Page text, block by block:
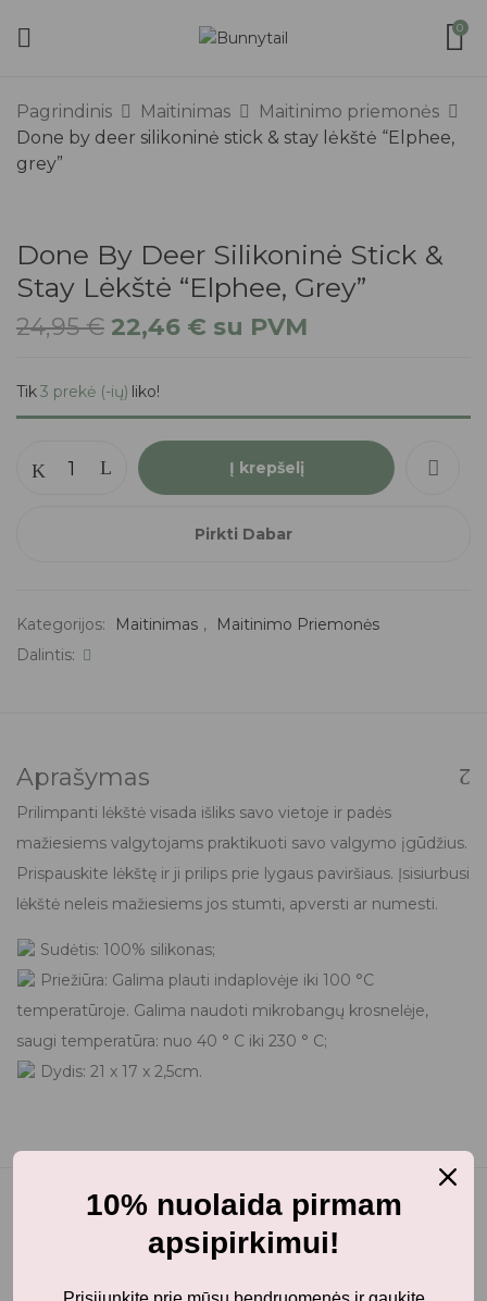
0
Pagrindinis Maitinimas
Maitinimo priemonės
Done by deer silikoninė stick & stay lėkštė “Elphee,
grey”
Done By Deer Silikoninė Stick &
Stay Lėkštė “Elphee, Grey”
24,95€ 22,46 € su PVM
Tik3 prekė (-ių) liko!
Į krepšelį
Pirkti Dabar
Kategorijos: Maitinimas ,
Maitinimo Priemonės
Dalintis:
Aprašymas
Prilimpanti lėkštė visada išliks savo vietoje ir padės
mažiesiems valgytojams praktikuoti savo valgymo įgūdžius.
Prispauskite lėkštę ir ji prilips prie lygaus paviršiaus. Įsisiurbusi
lėkštė neleis mažiesiems jos stumti, apversti ar numesti.
Sudėtis: 100% silikonas;
Priežiūra: Galima plauti indaplovėje iki 100 °C
temperatūroje. Galima naudoti mikrobangų krosnelėje,
saugi temperatūra: nuo 40 ° C iki 230 ° C;
Dydis: 21 x 17 x 2,5cm.
10% nuolaida pirmam
apsipirkimui!